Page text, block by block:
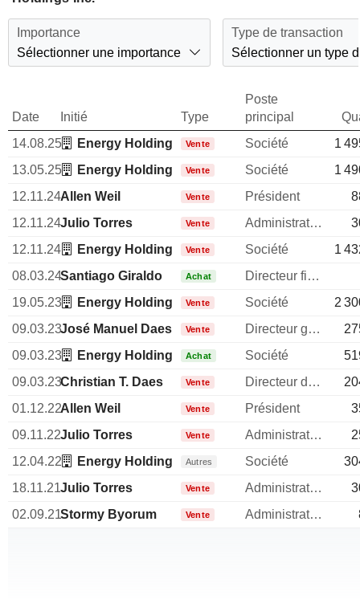
Importance
Sélectionner une importance
Type de transaction
Sélectionner un type
Date Initié Type
Poste
principal
14.08.25
Energy Holding Corp.
Vente Société
1
13.05.25
Energy Holding Corp.
Vente Société
1
12.11.24Allen Weil Vente Président
12.11.24Julio Torres Vente Administrateur
12.11.24
Energy Holding Corp.
Vente Société
1
08.03.24Santiago Giraldo Achat
Directeur financier
19.05.23
Energy Holding Corp.
Vente Société
2
09.03.23José Manuel Daes Vente Directeur general
09.03.23
Energy Holding Corp.
Achat Société
09.03.23Christian T. Daes Vente Directeur des operations
01.12.22Allen Weil Vente Président
09.11.22Julio Torres Vente Administrateur
12.04.22
Energy Holding Corp.
Autres Société
18.11.21Julio Torres Vente Administrateur
02.09.21Stormy Byorum Vente Administrateur